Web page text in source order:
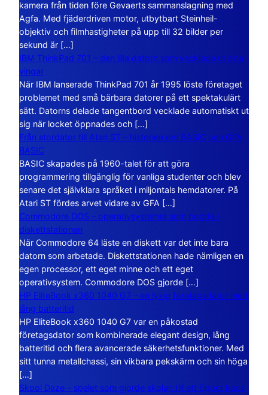
kamera från tiden före Gevaerts sammanslagning med
Agfa. Med fjäderdriven motor, utbytbart Steinheil-
objektiv och filmhastigheter på upp till 32 bilder per
sekund är […]
IBM ThinkPad 701 – den lilla datorn som vecklade ut sina
vingar
När IBM lanserade ThinkPad 701 år 1995 löste företaget
problemet med små bärbara datorer på ett spektakulärt
sätt. Datorns delade tangentbord vecklade automatiskt ut
sig när locket öppnades och […]
Från stordator till Atari ST – historien om BASIC och GFA
BASIC
BASIC skapades på 1960-talet för att göra
programmering tillgänglig för vanliga studenter och blev
senare det självklara språket i miljontals hemdatorer. På
Atari ST fördes arvet vidare av GFA […]
Commodore DOS – operativsystemet som bodde i
diskettstationen
När Commodore 64 läste en diskett var det inte bara
datorn som arbetade. Diskettstationen hade nämligen en
egen processor, ett eget minne och ett eget
operativsystem. Commodore DOS gjorde […]
HP EliteBook x360 1040 G7 – en lyxig företagsdator med
lång batteritid
HP EliteBook x360 1040 G7 var en påkostad
företagsdator som kombinerade elegant design, lång
batteritid och flera avancerade säkerhetsfunktioner. Med
sitt tunna metallchassi, sin vikbara pekskärm och sin höga
[…]
Skool Daze – spelet som gjorde skolan till ett öppet kaos